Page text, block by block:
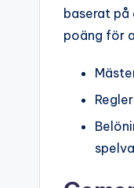
baserat på
poäng för